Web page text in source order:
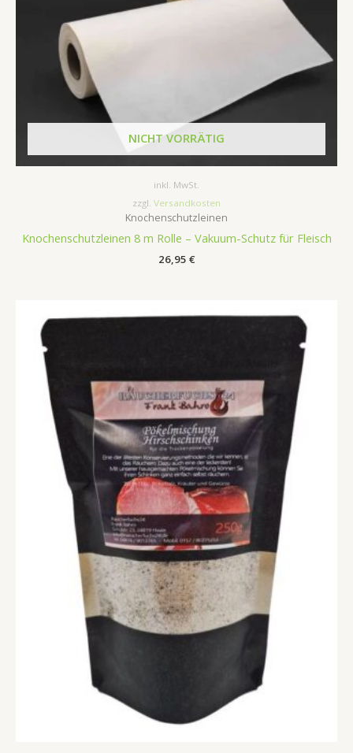
NICHT VORRÄTIG
inkl. MwSt.
zzgl. Versandkosten
Knochenschutzleinen
Knochenschutzleinen 8 m Rolle – Vakuum-Schutz für Fleisch
26,95 €